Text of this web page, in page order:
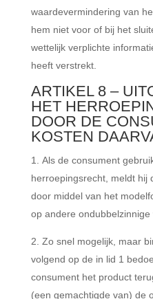
waardevermindering van
hem niet voor of bij het
wettelijk verplichte
heeft verstrekt.
ARTIKEL 8 –
HET
DOOR DE
KOSTEN
Als de consument
herroepingsrecht, meldt hij
door middel van het
op andere
Zo snel mogelijk, maar
volgend op de in lid 1
consument het product
(een gemachtigde van) de